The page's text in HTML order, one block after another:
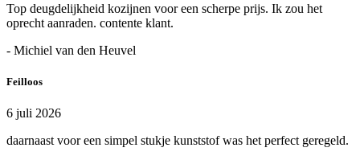
Top deugdelijkheid kozijnen voor een scherpe prijs. Ik zou het
oprecht aanraden. contente klant.
- Michiel van den Heuvel
Feilloos
6 juli 2026
daarnaast voor een simpel stukje kunststof was het perfect geregeld.